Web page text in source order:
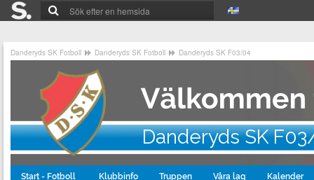
Danderyds SK Fotboll Danderyds SK Fotboll Danderyds SK F03/04
Danderyds SK
Start - Fotboll Klubbinfo Truppen Våra lag Kalender